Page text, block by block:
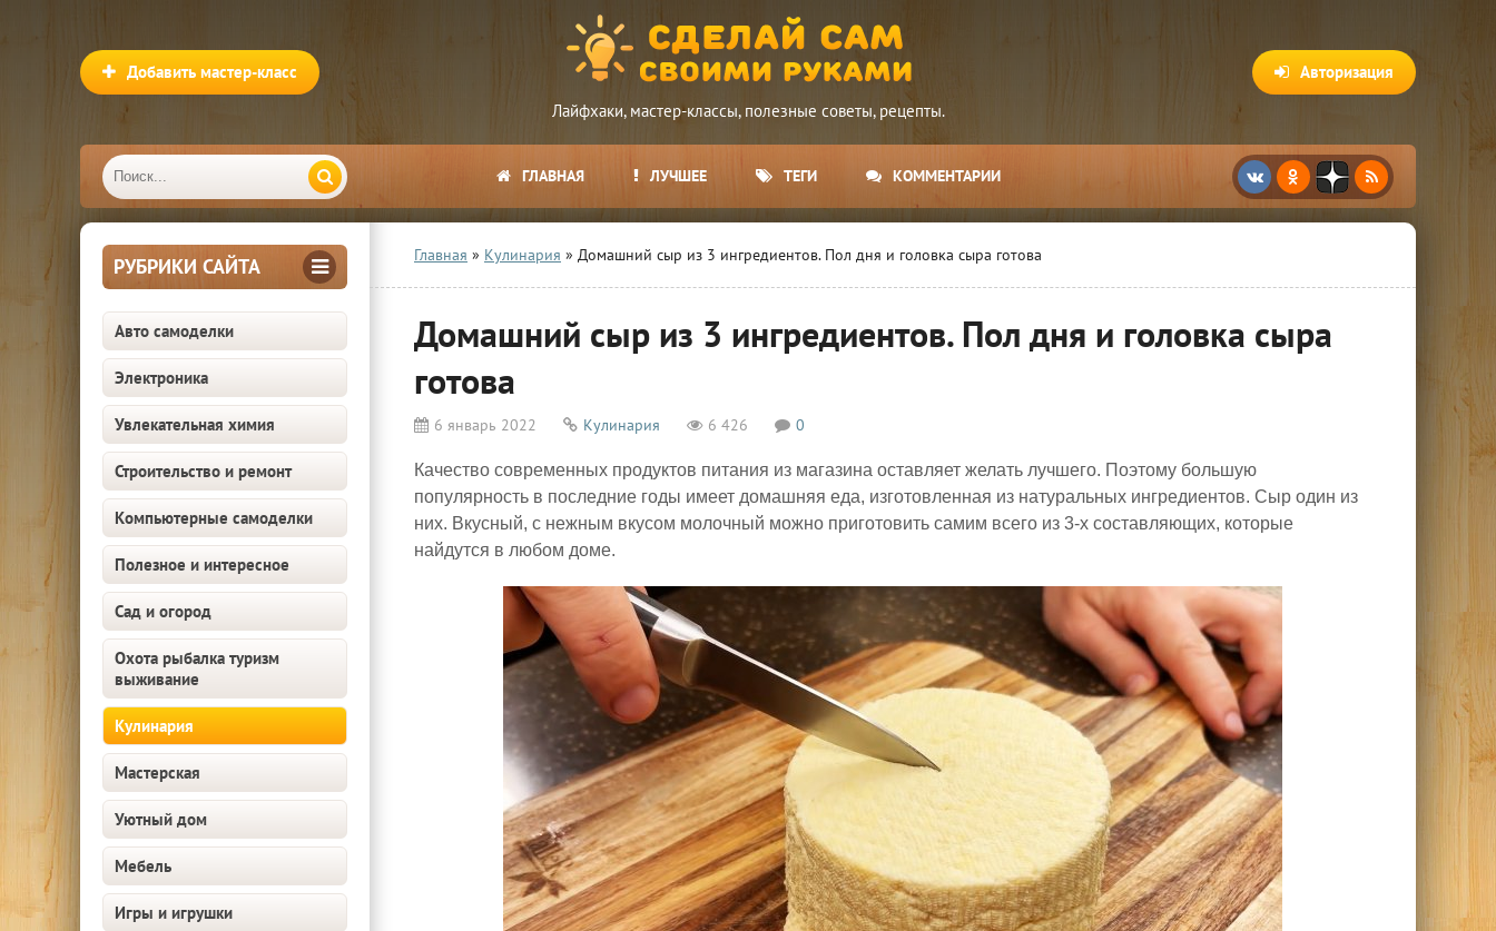
Лайфхаки, мастер-классы, полезные советы, рецепты.
Авторизация
Добавить мастер-класс
ГЛАВНАЯ ЛУЧШЕЕ ТЕГИ КОММЕНТАРИИ
РУБРИКИ САЙТА
Авто самоделки
Электроника
Увлекательная химия
Строительство и ремонт
Компьютерные самоделки
Полезное и интересное
Сад и огород
Охота рыбалка туризм
выживание
Кулинария
Мастерская
Уютный дом
Мебель
Игры и игрушки
Главная » Кулинария » Домашний сыр из 3 ингредиентов. Пол дня и головка сыра готова
Домашний сыр из 3 ингредиентов. Пол дня и головка сыра
готова
6 январь 2022 Кулинария 6 426 0
Качество современных продуктов питания из магазина оставляет желать лучшего. Поэтому большую
популярность в последние годы имеет домашняя еда, изготовленная из натуральных ингредиентов. Сыр один из
них. Вкусный, с нежным вкусом молочный можно приготовить самим всего из 3-х составляющих, которые
найдутся в любом доме.